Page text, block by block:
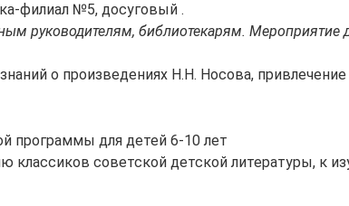
филиал №5, досуговый .
руководителям, библиотекарям. Мероприятие
о произведениях Н.Н. Носова, привлечение
программы для детей 6-10 лет
классиков советской детской литературы, к